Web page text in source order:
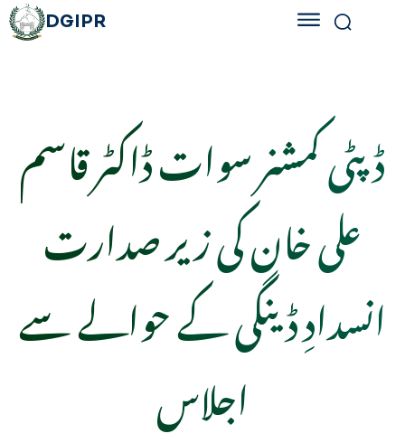
DGIPR
ڈپٹی کمشنر سوات ڈاکٹر قاسم
علی خان کی زیر صدارت
انسدادِ ڈینگی کے حوالے سے
اجلاس